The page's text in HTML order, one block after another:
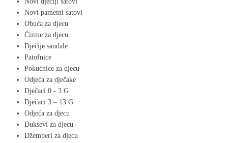
Novi pametni satovi
Obuća za djecu
Čizme za djecu
Dječije sandale
Patofnice
Pokućnice za djecu
Odjeća za dječake
Dječaci 0 - 3 G
Dječaci 3 – 13 G
Odjeća za djecu
Duksevi za djecu
Džemperi za djecu